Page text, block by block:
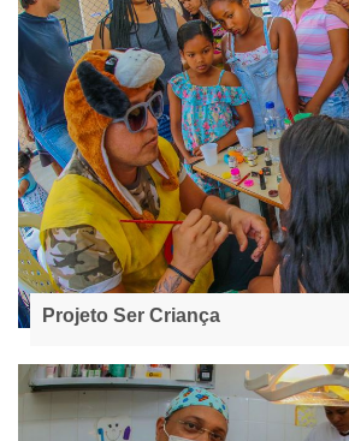
Projeto Ser Criança